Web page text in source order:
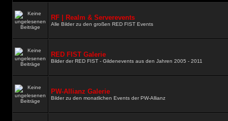
RF | Realm & Serverevents
Alle Bilder zu den großen RED FIST Events
RED FIST Galerie
Bilder der RED FIST - Gildenevents aus den Jahren 2005 - 2011
PW-Allianz Galerie
Bilder zu den monatlichen Events der PW-Allianz